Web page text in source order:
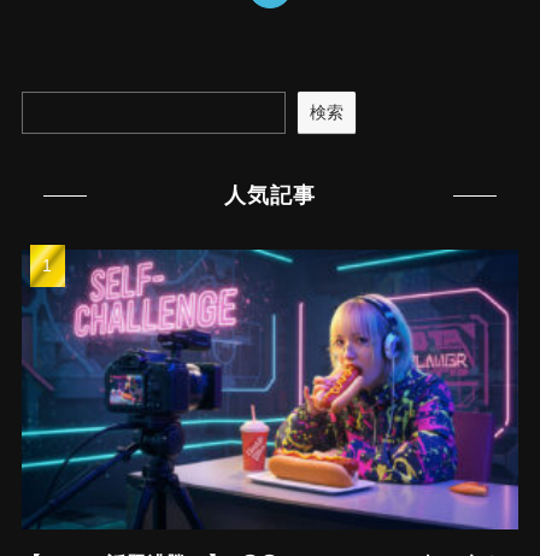
検索
人気記事